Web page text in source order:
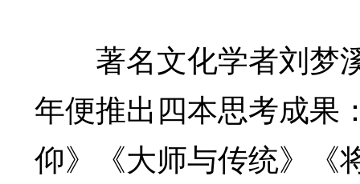
著名文化学者刘梦
年便推出四本思考成果
仰》《大师与传统》《